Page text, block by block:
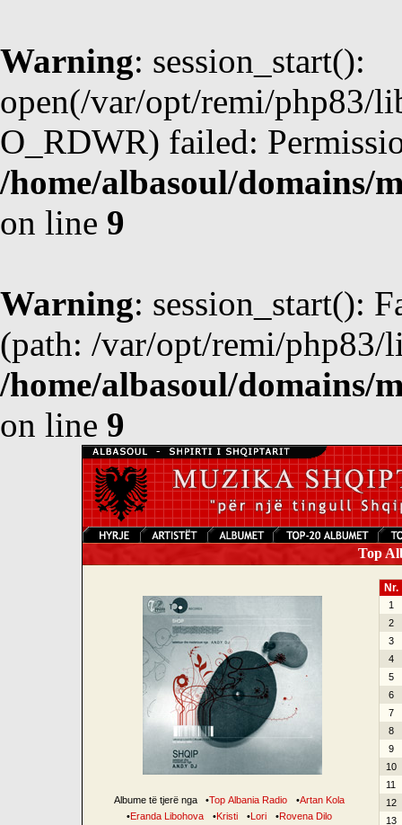
Warning: session_start():
open(/var/opt/remi/php83/
O_RDWR) failed:
/home/albasoul/domains/
on line 9
Warning: session_start():
(path: /var/opt/remi/php83/
/home/albasoul/domains/
on line 9
Top
Albume të tjerë nga •Top Albania Radio •Artan Kola
•Eranda Libohova •Kristi •Lori •Rovena Dilo
Nr.
1
2
3
4
5
6
7
8
9
10
11
12
13